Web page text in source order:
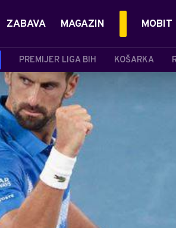
PREMIJER LIGA BIH KOŠARKA
ZABAVA MAGAZIN MOBIT